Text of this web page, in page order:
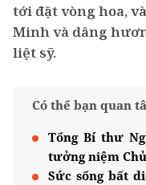
tới đặt vòng hoa,
Minh và dâng
liệt sỹ.
Có thể bạn quan
Tổng Bí thư
tưởng niệm
Sức sống bất